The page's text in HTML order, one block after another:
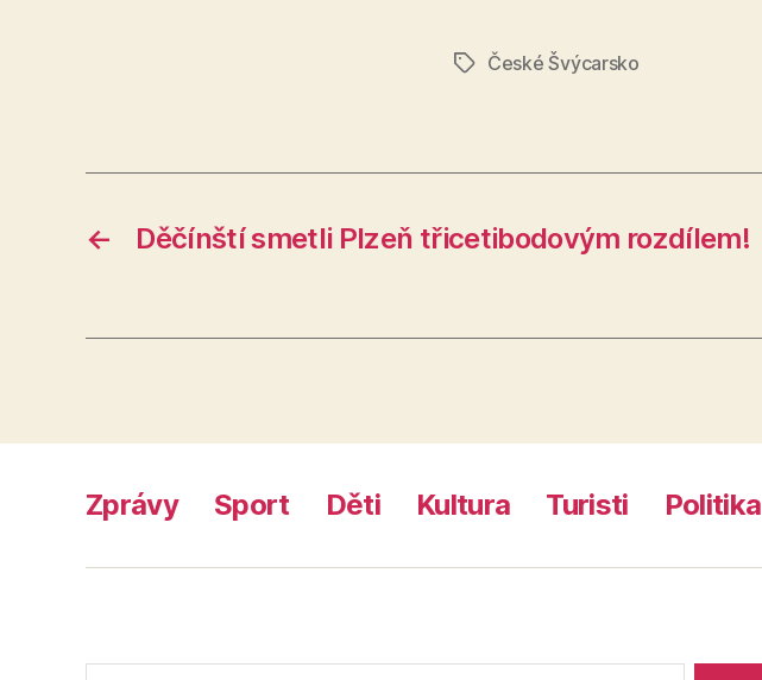
ŠtítkyČeské Švýcarsko
← Děčínští smetli Plzeň třicetibodovým rozdílem!
Zprávy Sport Děti Kultura Turisti Politika